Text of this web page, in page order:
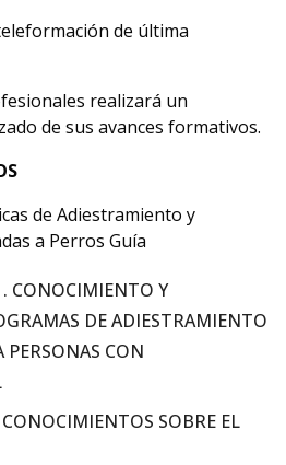
de última
realizará un
de sus avances formativos.
de Adiestramiento y
a Perros Guía
CONOCIMIENTO Y
DE ADIESTRAMIENTO
PERSONAS CON
SOBRE EL